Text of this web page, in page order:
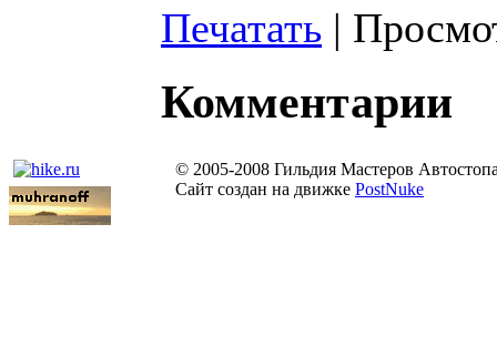
Печатать |
Комментарии
© 2005-2008 Гильдия Мастеров
Сайт создан на движке PostNuke